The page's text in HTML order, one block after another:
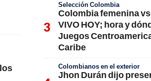
Selección Colombia
Colombia femenina
VIVO HOY; hora y
Juegos
Caribe
Colombianos en el exterior
Jhon Durán dijo